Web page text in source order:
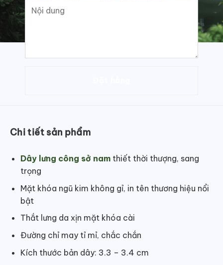
Chi tiết sản phẩm
Dây lưng công sở namthiết thời thượng, sang
trọng
Mặt khóa ngũ kim không gỉ, in tên thương hiệu nổi
bật
Thắt lưng da xịn mặt khóa cài
Đường chỉ may tỉ mỉ, chắc chắn
Kích thước bản dây: 3.3 – 3.4 cm